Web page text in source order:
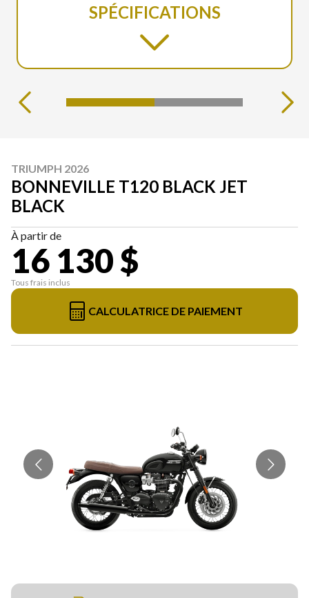
SPÉCIFICATIONS
TRIUMPH 2026
BONNEVILLE T120 BLACK JET
BLACK
À partir de
16 130 $
Tous frais inclus
CALCULATRICE DE PAIEMENT